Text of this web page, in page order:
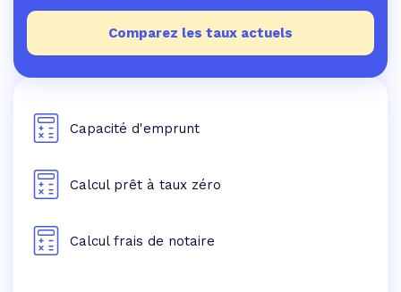
Comparez les taux actuels
Capacité d'emprunt
Calcul prêt à taux zéro
Calcul frais de notaire